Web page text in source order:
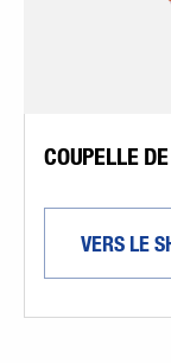
COUPELLE
VERS LE